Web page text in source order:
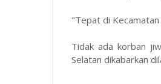
"Tepat di
Tidak ada korban
Selatan dikabarkan